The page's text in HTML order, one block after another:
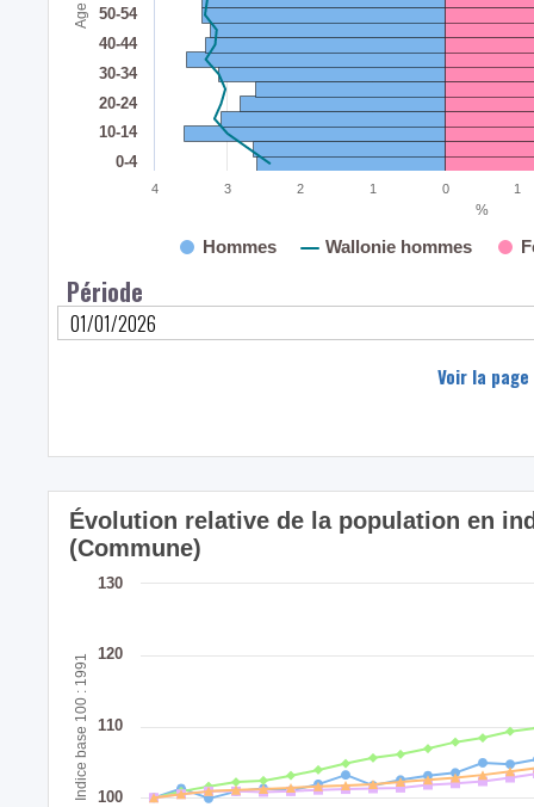
Age
%
Hommes Wallonie hommes
0-4
10-14
20-24
30-34
40-44
50-54
4 3 2 1 0 1
Période
Voir la
Indice base 100 : 1991
Évolution relative de la population en
(Commune)
100
110
120
130